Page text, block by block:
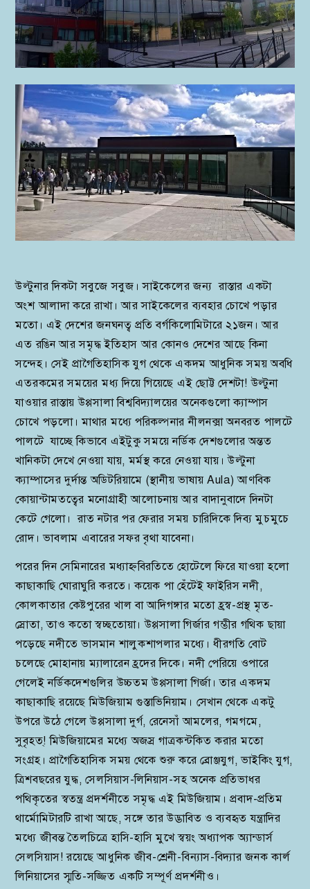
উল্টুনার দিকটা সবুজে সবুজ। সাইকেলের জন্য রাস্তার একটা
অংশ আলাদা করে রাখা। আর সাইকেলের ব্যবহার চোখে পড়ার
মতো। এই দেশের জনঘনত্ব প্রতি বর্গকিলোমিটারে ২১জন। আর
এত রঙিন আর সমৃদ্ধ ইতিহাস আর কোনও দেশের আছে কিনা
সন্দেহ। সেই প্রাগৈতিহাসিক যুগ থেকে একদম আধুনিক সময় অবধি
এতরকমের সময়ের মধ্য দিয়ে গিয়েছে এই ছোট্ট দেশটা! উল্টুনা
যাওয়ার রাস্তায় উপ্পসালা বিশ্ববিদ্যালয়ের অনেকগুলো ক্যাম্পাস
চোখে পড়লো। মাথার মধ্যে পরিকল্পনার নীলনক্সা অনবরত পালটে
পালটে যাচ্ছে কিভাবে এইটুকু সময়ে নর্ডিক দেশগুলোর অন্তত
খানিকটা দেখে নেওয়া যায়, মর্মস্থ করে নেওয়া যায়। উল্টুনা
ক্যাম্পাসের দুর্দান্ত অডিটরিয়ামে (স্থানীয় ভাষায় Aula) আণবিক
কোয়ান্টামতত্বের মনোগ্রাহী আলোচনায় আর বাদানুবাদে দিনটা
কেটে গেলো। রাত নটার পর ফেরার সময় চারিদিকে দিব্য মুচমুচে
রোদ। ভাবলাম এবারের সফর বৃথা যাবেনা।
পরের দিন সেমিনারের মধ্যাহ্নবিরতিতে হোটেলে ফিরে যাওয়া হলো
কাছাকাছি ঘোরাঘুরি করতে। কয়েক পা হেঁটেই ফাইরিস নদী,
কোলকাতার কেষ্টপুরের খাল বা আদিগঙ্গার মতো হ্রস্ব-প্রস্থ মৃত-
স্রোতা, তাও কতো স্বচ্ছতোয়া। উপ্পসালা গির্জার গম্ভীর গথিক ছায়া
পড়েছে নদীতে ভাসমান শালুকশাপলার মধ্যে। ধীরগতি বোট
চলেছে মোহানায় ম্যালারেন হ্রদের দিকে। নদী পেরিয়ে ওপারে
গেলেই নর্ডিকদেশগুলির উচ্চতম উপ্পসালা গির্জা। তার একদম
কাছাকাছি রয়েছে মিউজিয়াম গুস্তাভিনিয়াম। সেখান থেকে একটু
উপরে উঠে গেলে উপ্পসালা দুর্গ, রেনেসাঁ আমলের, গমগমে,
সুবৃহত্‌! মিউজিয়ামের মধ্যে অজস্র গাত্রকন্টকিত করার মতো
সংগ্রহ। প্রাগৈতিহাসিক সময় থেকে শুরু করে ব্রোঞ্জযুগ, ভাইকিং যুগ,
ত্রিশবছরের যুদ্ধ, সেলসিয়াস-লিনিয়াস-সহ অনেক প্রতিভাধর
পথিকৃতের স্বতন্ত্র প্রদর্শনীতে সমৃদ্ধ এই মিউজিয়াম। প্রবাদ-প্রতিম
থার্মোমিটারটি রাখা আছে, সঙ্গে তার উদ্ভাবিত ও ব্যবহৃত যন্ত্রাদির
মধ্যে জীবন্ত তৈলচিত্রে হাসি-হাসি মুখে স্বয়ং অধ্যাপক অ্যান্ডার্স
সেলসিয়াস! রয়েছে আধুনিক জীব-শ্রেনী-বিন্যাস-বিদ্যার জনক কার্ল
লিনিয়াসের স্মৃতি-সজ্জিত একটি সম্পূর্ণ প্রদর্শনীও।